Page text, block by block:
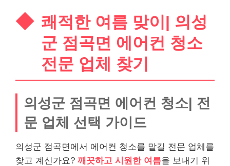
쾌적한 여름 맞이| 의성
군 점곡면 에어컨 청소
전문 업체 찾기
의성군 점곡면 에어컨 청소| 전
문 업체 선택 가이드
의성군 점곡면에서 에어컨 청소를 맡길 전문 업체를
찾고 계신가요? 깨끗하고 시원한 여름을 보내기 위